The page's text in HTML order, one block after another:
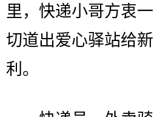
里，快递小哥方衷
切道出爱心驿站给
利。